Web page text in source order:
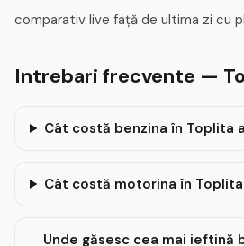
comparativ live față de ultima zi cu
Intrebari frecvente —
Cât costă benzina în Toplita
Cât costă motorina în Toplita
Unde găsesc cea mai ieftină